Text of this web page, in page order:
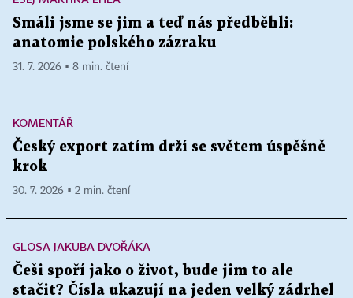
Smáli jsme se jim a teď nás předběhli:
anatomie polského zázraku
31. 7. 2026 ▪ 8 min. čtení
KOMENTÁŘ
Český export zatím drží se světem úspěšně
krok
30. 7. 2026 ▪ 2 min. čtení
GLOSA JAKUBA DVOŘÁKA
Češi spoří jako o život, bude jim to ale
stačit? Čísla ukazují na jeden velký zádrhel